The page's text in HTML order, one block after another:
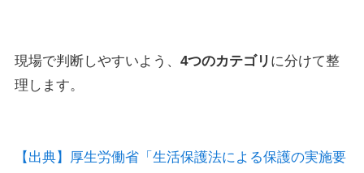
現場で判断しやすいよう、 4つのカテゴリ に分けて整
理します。
【出典】厚生労働省「生活保護法による保護の実施要